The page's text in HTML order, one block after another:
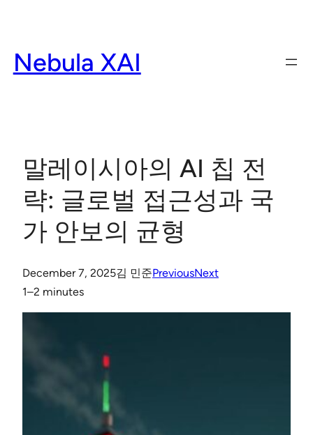
content
Nebula XAI
말레이시아의 AI 칩 전
략: 글로벌 접근성과 국
가 안보의 균형
December 7, 2025김 민준PreviousNext
1–2 minutes